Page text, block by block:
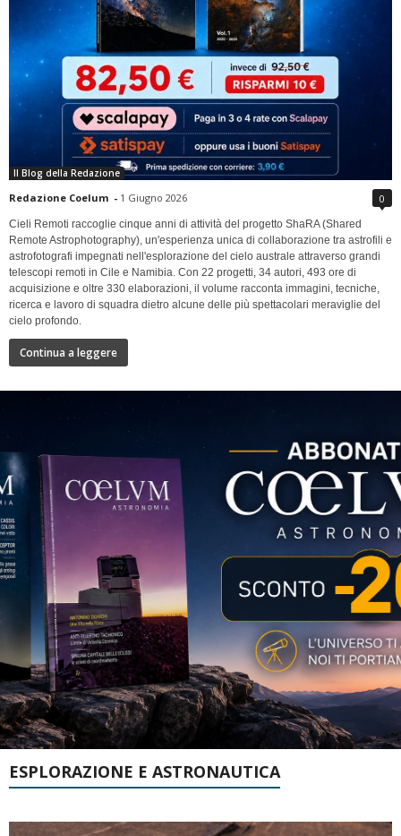
Il Blog della Redazione
Redazione Coelum - 1 Giugno 2026 0
Cieli Remoti raccoglie cinque anni di attività del progetto ShaRA (Shared
Remote Astrophotography), un'esperienza unica di collaborazione tra astrofili e
astrofotografi impegnati nell'esplorazione del cielo australe attraverso grandi
telescopi remoti in Cile e Namibia. Con 22 progetti, 34 autori, 493 ore di
acquisizione e oltre 330 elaborazioni, il volume racconta immagini, tecniche,
ricerca e lavoro di squadra dietro alcune delle più spettacolari meraviglie del
cielo profondo.
Continua a leggere
ESPLORAZIONE E ASTRONAUTICA